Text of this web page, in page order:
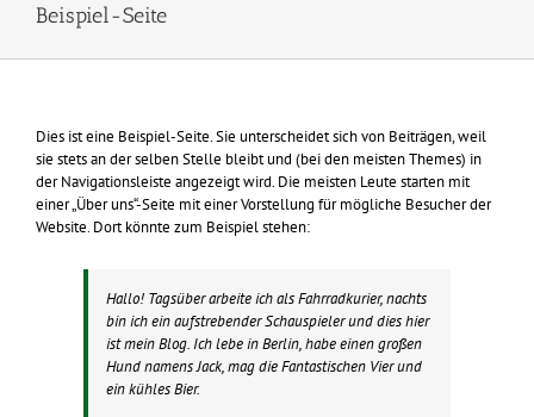
Beispiel-Seite
Dies ist eine Beispiel-Seite. Sie unterscheidet sich von Beiträgen, weil
sie stets an der selben Stelle bleibt und (bei den meisten Themes) in
der Navigationsleiste angezeigt wird. Die meisten Leute starten mit
einer „Über uns“-Seite mit einer Vorstellung für mögliche Besucher der
Website. Dort könnte zum Beispiel stehen:
Hallo! Tagsüber arbeite ich als Fahrradkurier, nachts
bin ich ein aufstrebender Schauspieler und dies hier
ist mein Blog. Ich lebe in Berlin, habe einen großen
Hund namens Jack, mag die Fantastischen Vier und
ein kühles Bier.